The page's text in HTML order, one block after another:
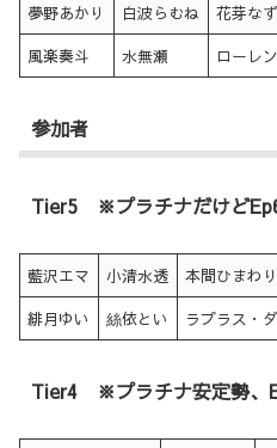
夢野あかり 白波らむね 花芽な
風楽奏斗 水無瀬 ローレ
参加者
Tier5 ※プラチナだけど
藍沢エマ 小清水透 本間ひまわり
緋月ゆい 絲依とい ラプラス・
Tier4 ※プラチナ安定勢、